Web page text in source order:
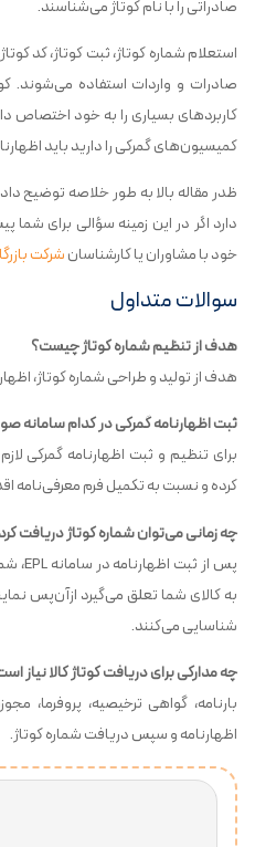
صادراتی را با نام کوتاژ می‌شناسند.
استعلام شماره کوتاژ، ثبت کوتاژ، کد
صادرات و واردات استفاده می‌شوند.
کاربردهای بسیاری را به خود اختصاص
کمیسیون‌های گمرکی را دارید باید
ظدر مقاله بالا به طور خلاصه توضیح
دارد اگر در این زمینه سؤالی برای
خود با مشاوران یا کارشناسانشرکت
سوالات متداول
هدف از تنظیم شماره کوتاژ چیست؟
هدف از تولید و طراحی شماره کوتاژ،
ثبت اظهارنامه گمرکی در کدام سامانه
برای تنظیم و ثبت اظهارنامه گمرکی
کرده و نسبت به تکمیل فرم معرفی‌نامه
چه زمانی می‌توان شماره کوتاژ دریافت
به کالای شما تعلق می‌گیرد ازآن‌پس
شناسایی می‌کنند.
چه مدارکی برای دریافت کوتاژ کالا نیاز
بارنامه، گواهی ترخیصیه، پروفرما،
اظهارنامه و سپس دریافت شماره کوتاژ.